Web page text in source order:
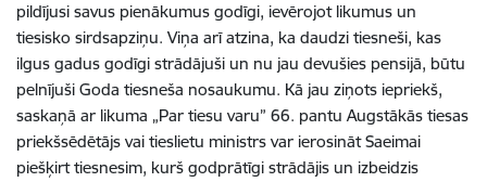
pildījusi savus pienākumus godīgi, ievērojot likumus un
tiesisko sirdsapziņu. Viņa arī atzina, ka daudzi tiesneši, kas
ilgus gadus godīgi strādājuši un nu jau devušies pensijā, būtu
pelnījuši Goda tiesneša nosaukumu. Kā jau ziņots iepriekš,
saskaņā ar likuma „Par tiesu varu” 66. pantu Augstākās tiesas
priekšsēdētājs vai tieslietu ministrs var ierosināt Saeimai
piešķirt tiesnesim, kurš godprātīgi strādājis un izbeidzis